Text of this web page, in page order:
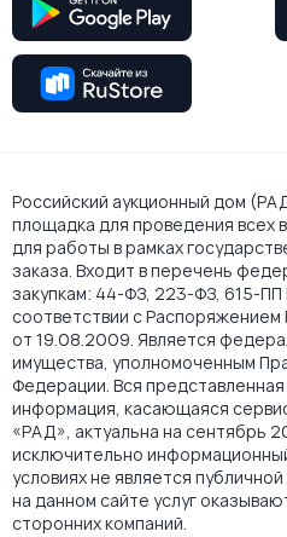
Российский аукционный дом
площадка для проведения всех
для работы в рамках
заказа. Входит в перечень
закупкам: 44-ФЗ, 223-ФЗ, 615-
соответствии с
от 19.08.2009. Является
имущества, уполномоченным
Федерации. Вся
информация, касающаяся
«РАД», актуальна на сентябрь
исключительно
условиях не является
на данном сайте услуг
сторонних компаний.